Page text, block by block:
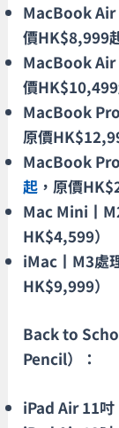
MacBook Air
價HK$8,999
MacBook Air
價HK$10,499
MacBook
原價
MacBook
起 ，原價
Mac Mini丨
HK$4,599）
iMac丨M3處
HK$9,999）
Back to
Pencil）：
iPad Air 11吋